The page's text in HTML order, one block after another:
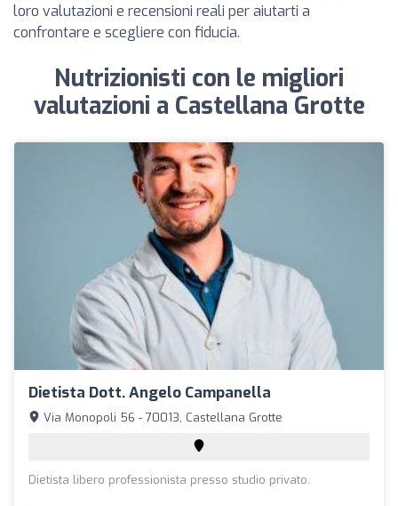
loro valutazioni e recensioni reali per aiutarti a
confrontare e scegliere con fiducia.
Nutrizionisti con le migliori
valutazioni a Castellana Grotte
Dietista Dott. Angelo Campanella
Via Monopoli 56 - 70013, Castellana Grotte
Dietista libero professionista presso studio privato.